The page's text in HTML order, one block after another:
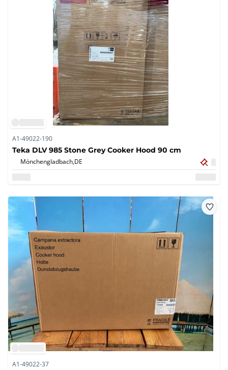
A1-49022-190
Teka DLV 985 Stone Grey Cooker Hood 90 cm
Mönchengladbach,DE
A1-49022-37